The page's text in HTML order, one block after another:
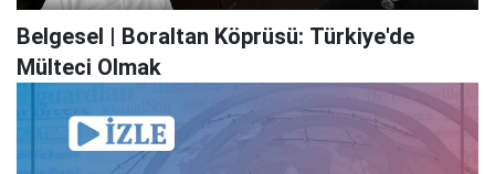
Belgesel | Boraltan Köprüsü: Türkiye'de
Mülteci Olmak